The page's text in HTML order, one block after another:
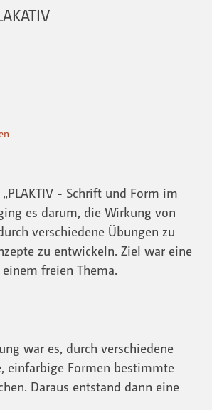
- Schrift und Form im
es darum, die Wirkung von
verschiedene Übungen zu
zu entwickeln. Ziel war eine
freien Thema.
war es, durch verschiedene
einfarbige Formen bestimmte
Daraus entstand dann eine